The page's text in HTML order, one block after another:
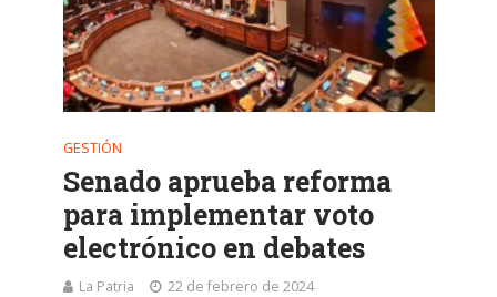
GESTIÓN
Senado aprueba reforma
para implementar voto
electrónico en debates
La Patria 22 de febrero de 2024